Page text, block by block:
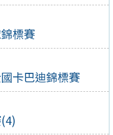
標賽
卡巴迪錦標賽